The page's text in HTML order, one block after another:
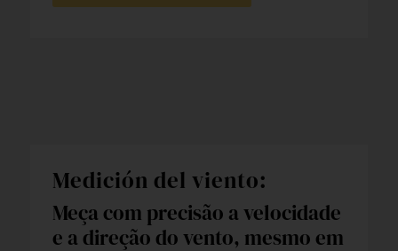
Medición del viento:
Meça com precisão a velocidade
e a direção do vento, mesmo em